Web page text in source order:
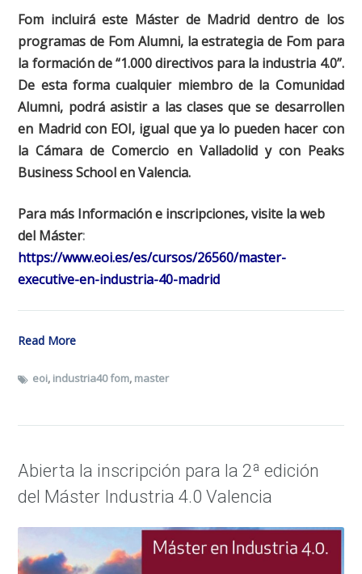
Fom incluirá este Máster de Madrid dentro de los
programas de Fom Alumni, la estrategia de Fom para
la formación de “1.000 directivos para la industria 4.0”.
De esta forma cualquier miembro de la Comunidad
Alumni, podrá asistir a las clases que se desarrollen
en Madrid con EOI, igual que ya lo pueden hacer con
la Cámara de Comercio en Valladolid y con Peaks
Business School en Valencia.
Para más Información e inscripciones, visite la web
del Máster:
https://www.eoi.es/es/cursos/26560/master-
executive-en-industria-40-madrid
Read More
eoi, industria40 fom, master
Abierta la inscripción para la 2ª edición
del Máster Industria 4.0 Valencia